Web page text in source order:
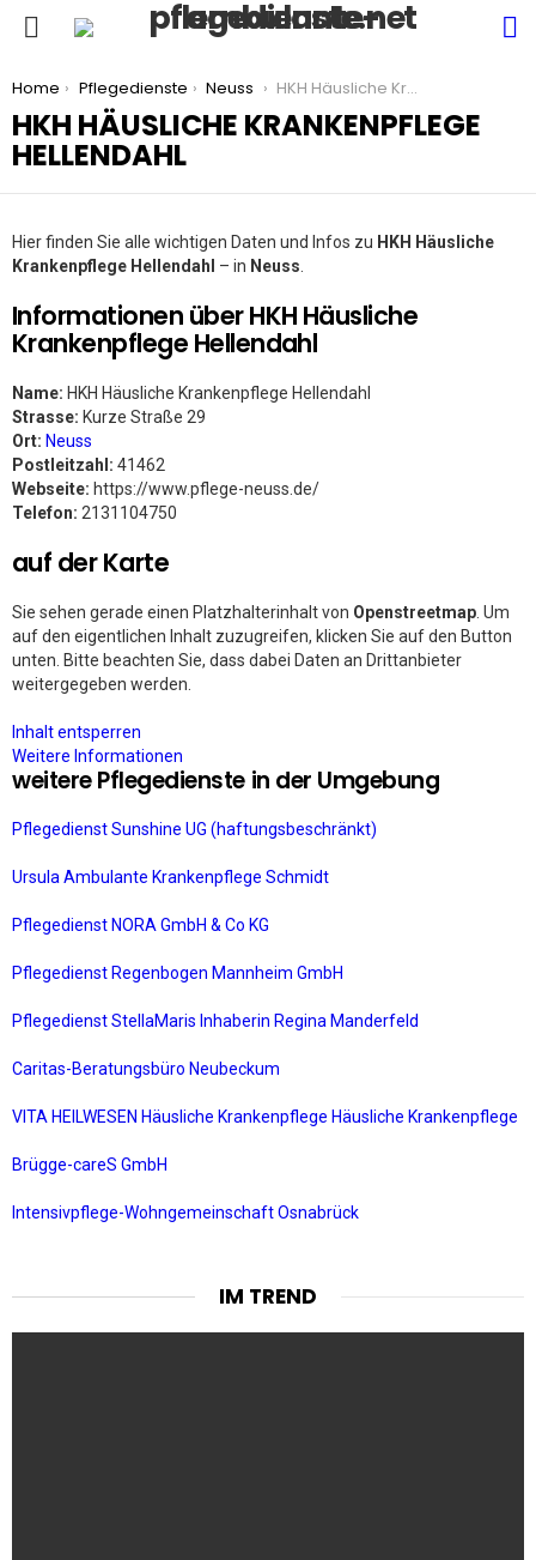
You are here:
Home Pflegedienste Neuss HKH Häusliche Krankenpflege Hellendahl
HKH HÄUSLICHE KRANKENPFLEGE
HELLENDAHL
Hier finden Sie alle wichtigen Daten und Infos zu HKH Häusliche
Krankenpflege Hellendahl – in Neuss
Informationen über HKH Häusliche
Krankenpflege Hellendahl
Name: HKH Häusliche Krankenpflege Hellendahl
Strasse: Kurze Straße 29
Ort: Neuss
Postleitzahl: 41462
Webseite: https://www.pflege-neuss.de/
Telefon: 2131104750
auf der Karte
Sie sehen gerade einen Platzhalterinhalt von Openstreetmap . Um
auf den eigentlichen Inhalt zuzugreifen, klicken Sie auf den Button
unten. Bitte beachten Sie, dass dabei Daten an Drittanbieter
weitergegeben werden.
Inhalt entsperren
Weitere Informationen
weitere Pflegedienste in der Umgebung
Pflegedienst Sunshine UG (haftungsbeschränkt)
Ursula Ambulante Krankenpflege Schmidt
Pflegedienst NORA GmbH & Co KG
Pflegedienst Regenbogen Mannheim GmbH
Pflegedienst StellaMaris Inhaberin Regina Manderfeld
Caritas-Beratungsbüro Neubeckum
VITA HEILWESEN Häusliche Krankenpflege Häusliche Krankenpflege
Brügge-careS GmbH
Intensivpflege-Wohngemeinschaft Osnabrück
IM TREND